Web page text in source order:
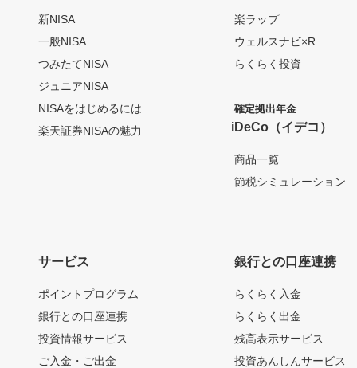
新NISA
一般NISA
つみたてNISA
ジュニアNISA
NISAをはじめるには
楽天証券NISAの魅力
楽ラップ
ウェルスナビ×R
らくらく投資
確定拠出年金
iDeCo（イデコ）
商品一覧
節税シミュレーション
サービス
ポイントプログラム
銀行との口座連携
投資情報サービス
ご入金・ご出金
銀行との口座連携
らくらく入金
らくらく出金
残高表示サービス
投資あんしんサービス